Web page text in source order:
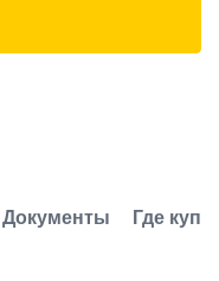
Документы Где